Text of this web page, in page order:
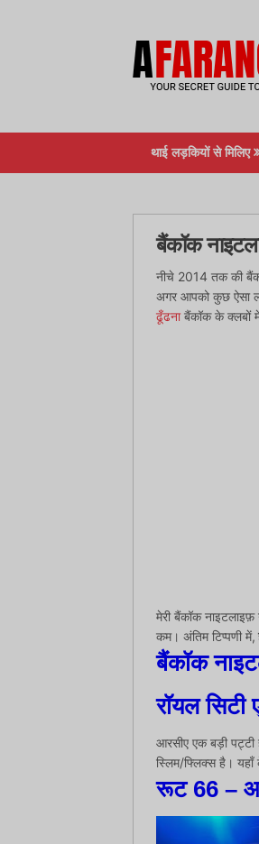
थाई लड़कियों से मिलिए
बैंकॉक
नीचे 2014 तक की
अगर आपको कुछ ऐसा
ढूँढनाबैंकॉक के क्लबों
मेरी बैंकॉक नाइटलाइफ़
कम। अंतिम टिप्पणी में,
बैंकॉक
रॉयल सिटी
आरसीए एक बड़ी
स्लिम/फ्लिक्स है।
रूट 66 –